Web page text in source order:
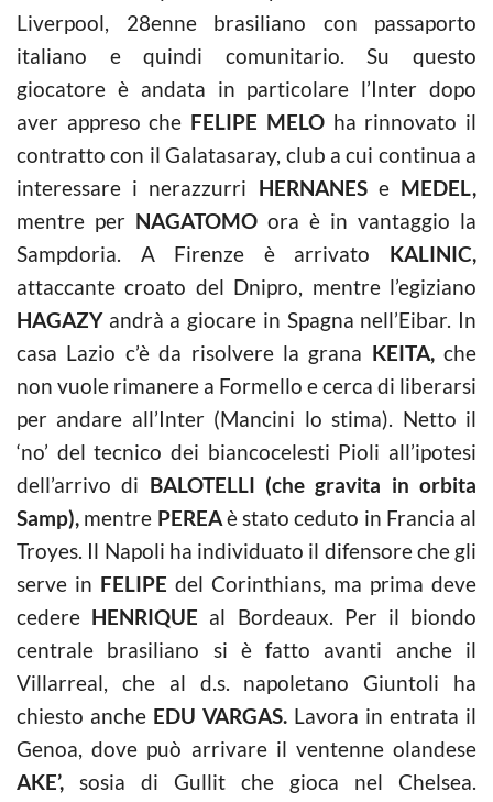
Liverpool, 28enne brasiliano con passaporto
italiano e quindi comunitario. Su questo
giocatore è andata in particolare l’Inter dopo
aver appreso che FELIPE MELOha rinnovato il
contratto con il Galatasaray, club a cui continua a
interessare i nerazzurri HERNANESe MEDEL,
mentre per NAGATOMO ora è in vantaggio la
Sampdoria. A Firenze è arrivato KALINIC,
attaccante croato del Dnipro, mentre l’egiziano
HAGAZYandrà a giocare in Spagna nell’Eibar. In
casa Lazio c’è da risolvere la grana KEITA,che
non vuole rimanere a Formello e cerca di liberarsi
per andare all’Inter (Mancini lo stima). Netto il
‘no’ del tecnico dei biancocelesti Pioli all’ipotesi
dell’arrivo di BALOTELLI (che gravita in orbita
Samp), mentre PEREAè stato ceduto in Francia al
Troyes. Il Napoli ha individuato il difensore che gli
serve in FELIPE del Corinthians, ma prima deve
cedere HENRIQUE al Bordeaux. Per il biondo
centrale brasiliano si è fatto avanti anche il
Villarreal, che al d.s. napoletano Giuntoli ha
chiesto anche EDU VARGAS. Lavora in entrata il
Genoa, dove può arrivare il ventenne olandese
AKE’, sosia di Gullit che gioca nel Chelsea.